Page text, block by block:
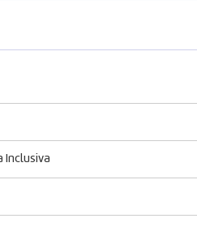
Inclusiva